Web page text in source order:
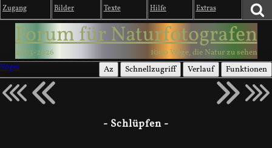
Zugang Bilder Texte Hilfe Extras
Forum für Naturfotografen
2003-2026
1000 Wege, die Natur zu sehen
Vögel
Az Schnellzugriff Verlauf Funktionen
- Schlüpfen -